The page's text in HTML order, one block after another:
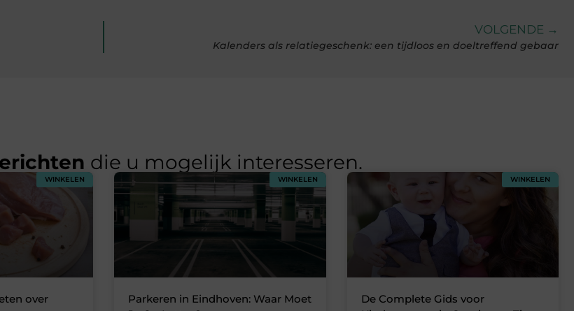
VOLGENDE →
Kalenders als relatiegeschenk: een tijdloos en doeltreffend gebaar
die u mogelijk interesseren.
WINKELEN
over
WINKELEN
Parkeren in Eindhoven: Waar Moet
WINKELEN
De Complete Gids voor